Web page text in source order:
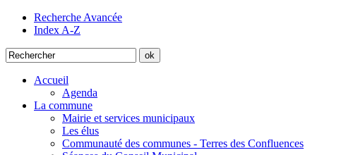
Recherche Avancée
Index A-Z
Accueil
Agenda
La commune
Mairie et services municipaux
Les élus
Communauté des communes - Terres des Confluences